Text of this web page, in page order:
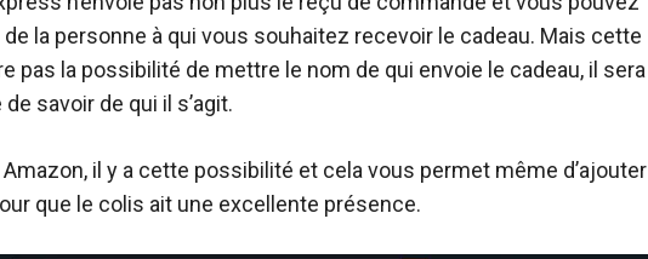
de la personne à qui vous souhaitez recevoir le cadeau. Mais cette
pas la possibilité de mettre le nom de qui envoie le cadeau, il sera
savoir de qui il s’agit.
il y a cette possibilité et cela vous permet même d’ajouter
que le colis ait une excellente présence.